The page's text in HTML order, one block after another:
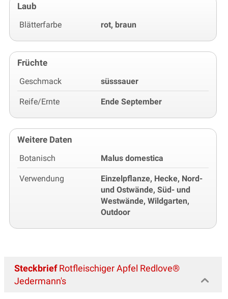
Laub
Blätterfarbe rot, braun
Früchte
Geschmack süsssauer
Reife/Ernte Ende September
Weitere Daten
Botanisch Malus domestica
Verwendung
Einzelpflanze, Hecke, Nord-
und Ostwände, Süd- und
Westwände, Wildgarten,
Outdoor
SteckbriefRotfleischiger Apfel Redlove®
Jedermann's